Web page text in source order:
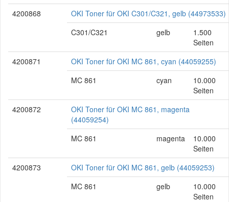
4200868
OKI Toner für OKI C301/C321, gelb (44973533)
C301/C321
gelb
1.500
Seiten
4200871
OKI Toner für OKI MC 861, cyan (44059255)
MC 861
cyan
10.000
Seiten
4200872
OKI Toner für OKI MC 861, magenta
(44059254)
MC 861
magenta
10.000
Seiten
4200873
OKI Toner für OKI MC 861, gelb (44059253)
MC 861
gelb
10.000
Seiten